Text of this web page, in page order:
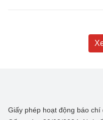
Giấy phép hoạt động báo